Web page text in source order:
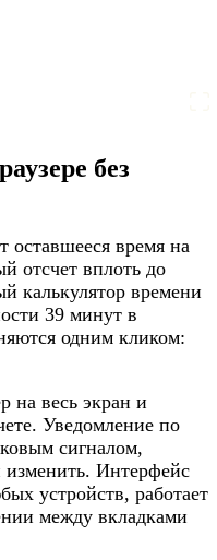
без
оставшееся время на
отсчет вплоть до
калькулятор времени
39 минут в
одним кликом:
на весь экран и
Уведомление по
сигналом,
Интерфейс
устройств, работает
между вкладками